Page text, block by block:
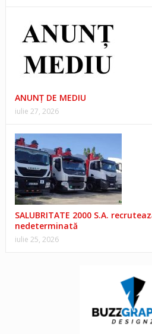
ANUNŢ DE MEDIU
iulie 27, 2026
SALUBRITATE 2000 S.A.
nedeterminată
iulie 25, 2026